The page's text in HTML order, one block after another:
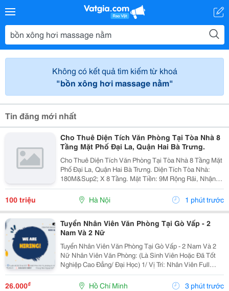
Không có kết quả tìm kiếm từ khoá
"bồn xông hơi massage nằm"
Tin đăng mới nhất
Cho Thuê Diện Tích Văn Phòng Tại Tòa Nhà 8
Tầng Mặt Phố Đại La, Quận Hai Bà Trưng.
Cho Thuê Diện Tích Văn Phòng Tại Tòa Nhà 8 Tầng Mặt
Phố Đại La, Quận Hai Bà Trưng. Diện Tích Tòa Nhà:
180M&Sup2; X 8 Tầng. Mặt Tiền: 9M Rộng Rãi, Nhận
Diện Thương Hiệu Tốt. Thiết Kế: Hiện Đại, Thông Sàn,
Thoáng Mát, Wc Riêng Từng...
100 triệu Hà Nội 1 phút trước
Tuyển Nhân Viên Văn Phòng Tại Gò Vấp - 2
Nam Và 2 Nữ
Tuyển Nhân Viên Văn Phòng Tại Gò Vấp - 2 Nam Và 2
Nữ Nhân Viên Văn Phòng: (Là Sinh Viên Hoặc Đã Tốt
Nghiệp Cao Đẳng/ Đại Học) 1/ Vị Trí: Nhân Viên Full
Time (2 Nam 2 Nữ) Ca Làm: 13:00 Đến 21:00 (1 Tháng
Được Nghỉ Phép 1 Ngày, Và Hưởng Các Ngày...
26.000₫ Hồ Chí Minh 3 phút trước